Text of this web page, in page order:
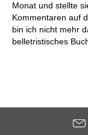
Monat und stellte
Kommentaren auf
bin ich nicht mehr
belletristisches